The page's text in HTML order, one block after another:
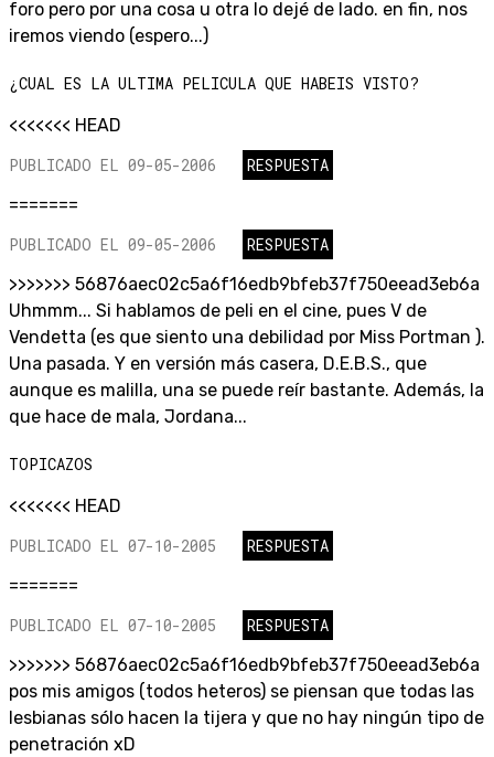
foro pero por una cosa u otra lo dejé de lado. en fin, nos
iremos viendo (espero...)
¿CUAL ES LA ULTIMA PELICULA QUE HABEIS VISTO?
<<<<<<< HEAD
PUBLICADO EL 09-05-2006
RESPUESTA
=======
PUBLICADO EL 09-05-2006
RESPUESTA
>>>>>>> 56876aec02c5a6f16edb9bfeb37f750eead3eb6a
Uhmmm... Si hablamos de peli en el cine, pues V de
Vendetta (es que siento una debilidad por Miss Portman ).
Una pasada. Y en versión más casera, D.E.B.S., que
aunque es malilla, una se puede reír bastante. Además, la
que hace de mala, Jordana...
TOPICAZOS
<<<<<<< HEAD
PUBLICADO EL 07-10-2005
RESPUESTA
=======
PUBLICADO EL 07-10-2005
RESPUESTA
>>>>>>> 56876aec02c5a6f16edb9bfeb37f750eead3eb6a
pos mis amigos (todos heteros) se piensan que todas las
lesbianas sólo hacen la tijera y que no hay ningún tipo de
penetración xD